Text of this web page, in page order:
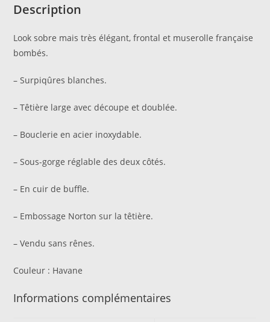
Description
Look sobre mais très élégant, frontal et muserolle française
bombés.
– Surpiqûres blanches.
– Têtière large avec découpe et doublée.
– Bouclerie en acier inoxydable.
– Sous-gorge réglable des deux côtés.
– En cuir de buffle.
– Embossage Norton sur la têtière.
– Vendu sans rênes.
Couleur : Havane
Informations complémentaires